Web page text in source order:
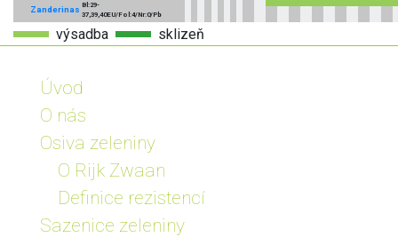
Úvod
O nás
Osiva zeleniny
O Rijk Zwaan
Definice rezistencí
Sazenice zeleniny
Zanderinas Bl:29-
37,39,40EU/Fol:4/Nr:0/Pb
výsadba sklizeň